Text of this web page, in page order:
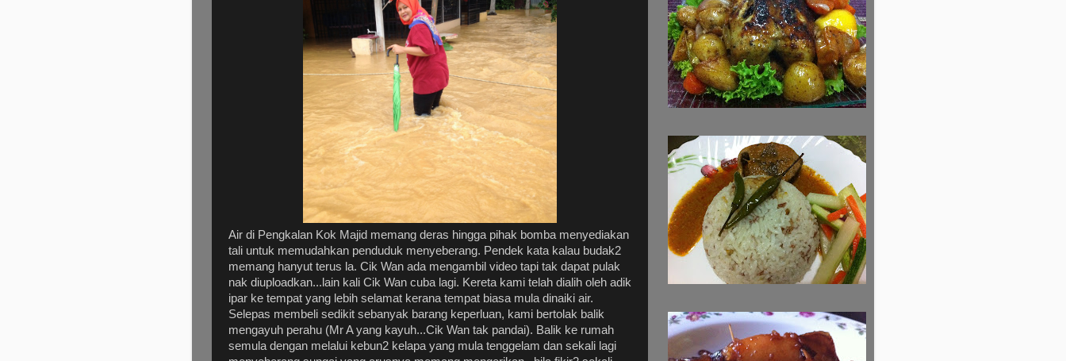
Air di Pengkalan Kok Majid memang deras hingga pihak bomba menyediakan
tali untuk memudahkan penduduk menyeberang. Pendek kata kalau budak2
memang hanyut terus la. Cik Wan ada mengambil video tapi tak dapat pulak
nak diuploadkan...lain kali Cik Wan cuba lagi. Kereta kami telah dialih oleh adik
ipar ke tempat yang lebih selamat kerana tempat biasa mula dinaiki air.
Selepas membeli sedikit sebanyak barang keperluan, kami bertolak balik
mengayuh perahu (Mr A yang kayuh...Cik Wan tak pandai). Balik ke rumah
semula dengan melalui kebun2 kelapa yang mula tenggelam dan sekali lagi